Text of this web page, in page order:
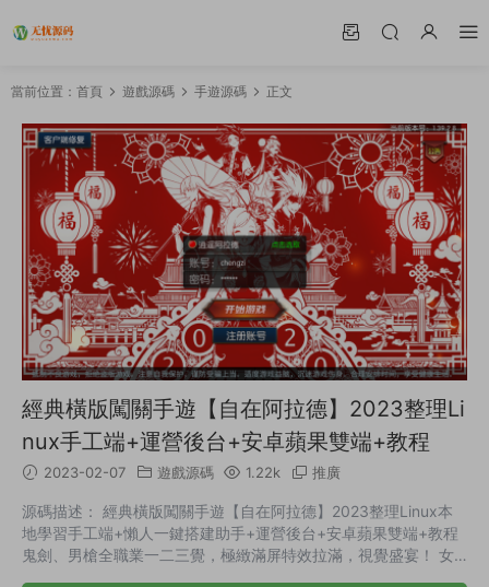
當前位置： 首頁 遊戲源碼 手遊源碼 正文
經典橫版闖關手遊【自在阿拉德】2023整理Li
nux手工端+運營後台+安卓蘋果雙端+教程
2023-02-07 遊戲源碼 1.22k 推廣
源碼描述： 經典橫版闖關手遊【自在阿拉德】2023整理Linux本
地學習手工端+懶人一鍵搭建助手+運營後台+安卓蘋果雙端+教程
鬼劍、男槍全職業一二三覺，極緻滿屏特效拉滿，視覺盛宴！ 女